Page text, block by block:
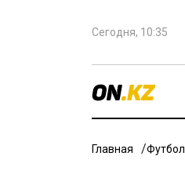
Сегодня, 10:35
Главная Футбол